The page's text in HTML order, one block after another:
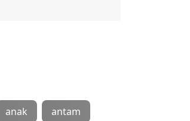
anak antam